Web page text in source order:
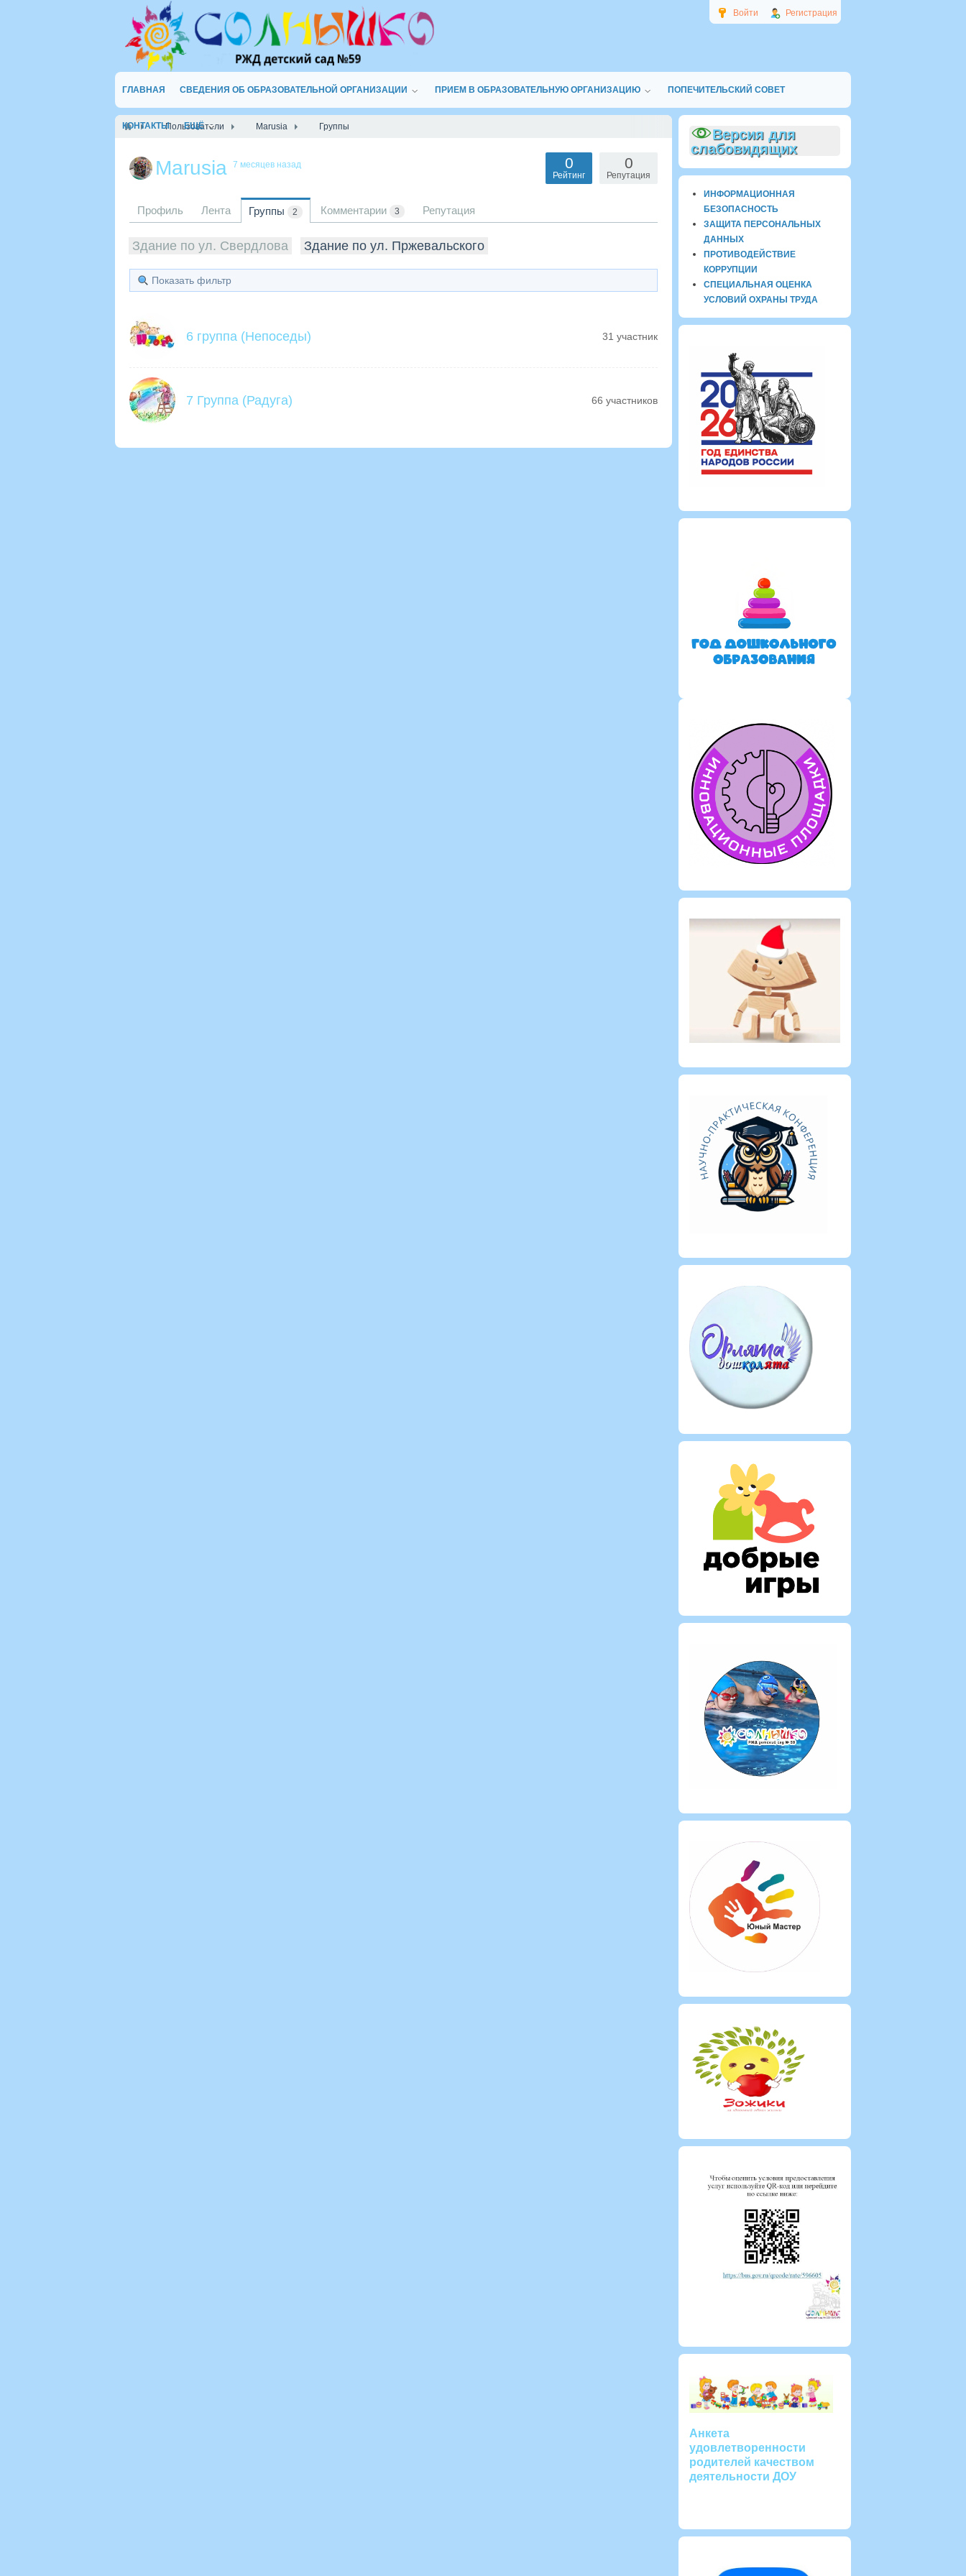
Войти Регистрация
ГЛАВНАЯ СВЕДЕНИЯ ОБ ОБРАЗОВАТЕЛЬНОЙ ОРГАНИЗАЦИИ ПРИЕМ В ОБРАЗОВАТЕЛЬНУЮ ОРГАНИЗАЦИЮ ПОПЕЧИТЕЛЬСКИЙ СОВЕТ
КОНТАКТЫ ЕЩЁ
Пользователи Marusia Группы
Marusia 7 месяцев назад 0
Репутация
0
Рейтинг
Профиль Лента Группы 2 Комментарии 3 Репутация
Здание по ул. Свердлова Здание по ул. Пржевальского
Показать фильтр
6 группа (Непоседы) 31 участник
7 Группа (Радуга) 66 участников
Версия для
слабовидящих
ИНФОРМАЦИОННАЯ
БЕЗОПАСНОСТЬ
ЗАЩИТА ПЕРСОНАЛЬНЫХ
ДАННЫХ
ПРОТИВОДЕЙСТВИЕ
КОРРУПЦИИ
СПЕЦИАЛЬНАЯ ОЦЕНКА
УСЛОВИЙ ОХРАНЫ ТРУДА
Анкета
удовлетворенности
родителей качеством
деятельности ДОУ